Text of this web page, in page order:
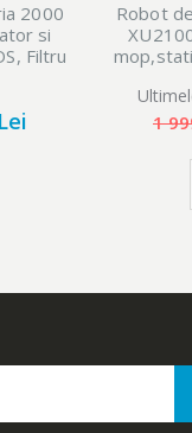
2000
si
Filtru
5
Robot
1